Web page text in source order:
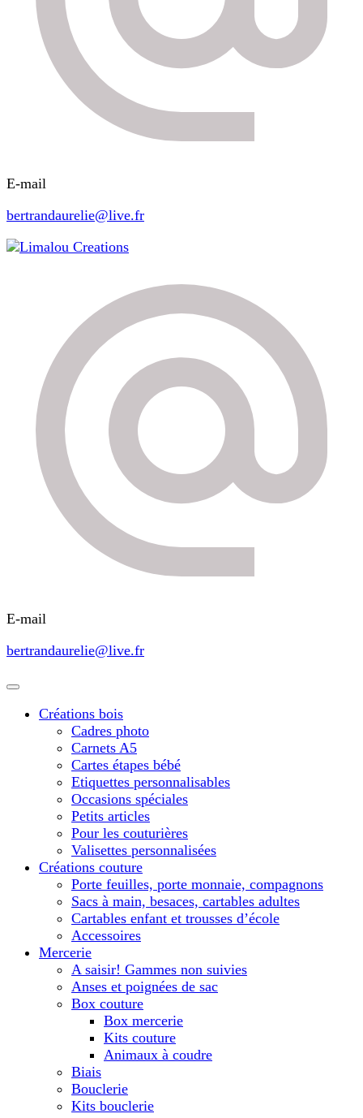
E-mail
bertrandaurelie@live.fr
Limalou Creations
E-mail
bertrandaurelie@live.fr
Créations bois
Cadres photo
Carnets A5
Cartes étapes bébé
Etiquettes personnalisables
Occasions spéciales
Petits articles
Pour les couturières
Valisettes personnalisées
Créations couture
Porte feuilles, porte monnaie, compagnons
Sacs à main, besaces, cartables adultes
Cartables enfant et trousses d’école
Accessoires
Mercerie
A saisir! Gammes non suivies
Anses et poignées de sac
Box couture
Box mercerie
Kits couture
Animaux à coudre
Biais
Bouclerie
Kits bouclerie